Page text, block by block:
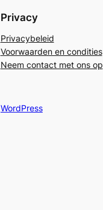
Privacy
Privacybeleid
Voorwaarden en condities
Neem contact met ons op
WordPress